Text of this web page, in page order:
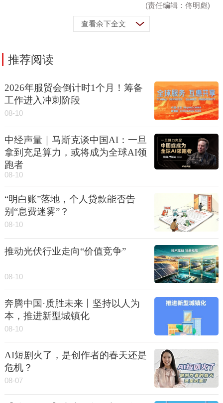
(责任编辑：佟明彪)
查看余下全文
推荐阅读
2026年服贸会倒计时1个月！筹备
工作进入冲刺阶段
08-10
中经声量｜马斯克谈中国AI：一旦
拿到充足算力，或将成为全球AI领
跑者
08-10
“明白账”落地，个人贷款能否告
别“息费迷雾”？
08-10
推动光伏行业走向“价值竞争”
08-10
奔腾中国·质胜未来丨坚持以人为
本，推进新型城镇化
08-10
AI短剧火了，是创作者的春天还是
危机？
08-07